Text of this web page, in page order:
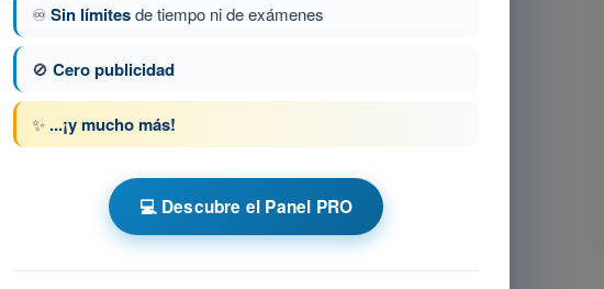
107 de 130
Drones A1-A3
♾️Sin límitesde tiempo ni de exámenes
🚫 Cero publicidad
✨ ...¡y mucho más!
💻 Descubre el Panel PRO